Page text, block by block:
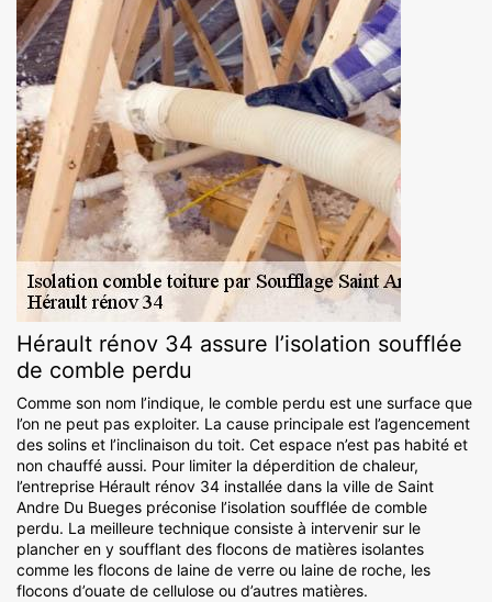
Hérault rénov 34 assure l’isolation soufflée
de comble perdu
Comme son nom l’indique, le comble perdu est une surface que
l’on ne peut pas exploiter. La cause principale est l’agencement
des solins et l’inclinaison du toit. Cet espace n’est pas habité et
non chauffé aussi. Pour limiter la déperdition de chaleur,
l’entreprise Hérault rénov 34 installée dans la ville de Saint
Andre Du Bueges préconise l’isolation soufflée de comble
perdu. La meilleure technique consiste à intervenir sur le
plancher en y soufflant des flocons de matières isolantes
comme les flocons de laine de verre ou laine de roche, les
flocons d’ouate de cellulose ou d’autres matières.